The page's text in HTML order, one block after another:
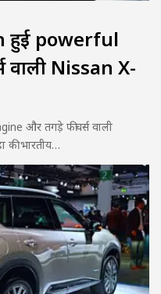
हुई powerful
Nissan X-
और तगड़े फीचर्स वाली
की भारतीय…